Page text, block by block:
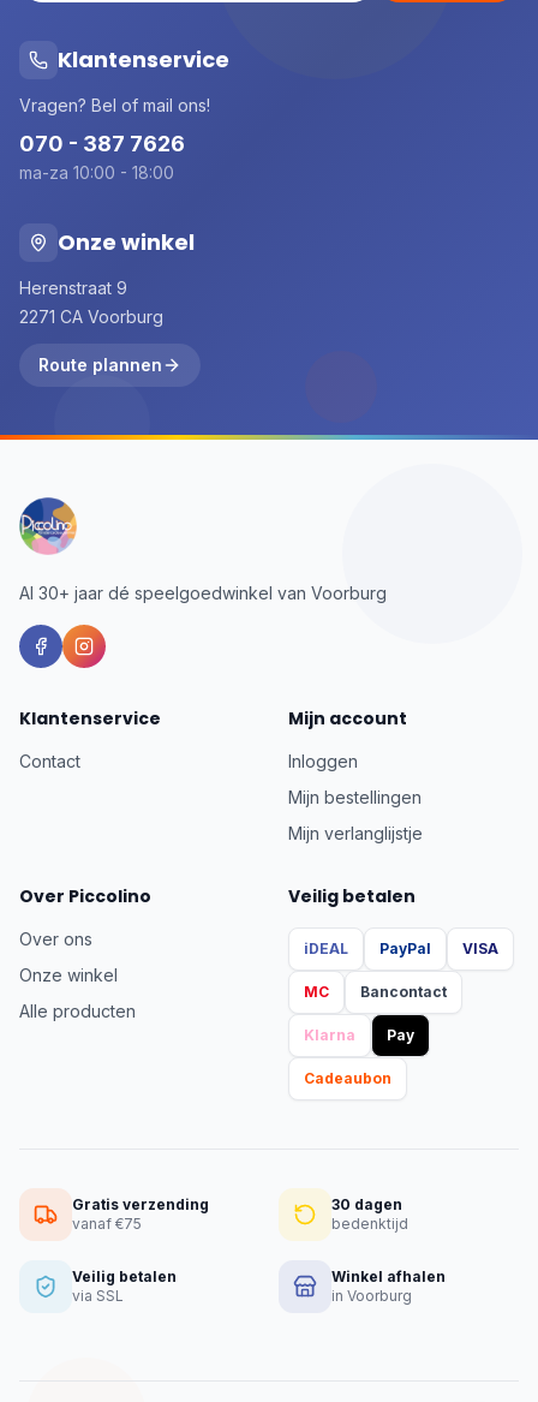
Klantenservice
Vragen? Bel of mail ons!
070 - 387 7626
ma-za 10:00 - 18:00
Onze winkel
Herenstraat 9
2271 CA Voorburg
Route plannen
Al 30+ jaar dé speelgoedwinkel van Voorburg
Klantenservice
Contact
Mijn account
Inloggen
Mijn bestellingen
Mijn verlanglijstje
Over Piccolino
Over ons
Onze winkel
Alle producten
Veilig betalen
iDEAL PayPal VISA
MC Bancontact
Klarna Pay
Cadeaubon
Gratis verzending
vanaf €75
30 dagen
bedenktijd
Veilig betalen
via SSL
Winkel afhalen
in Voorburg